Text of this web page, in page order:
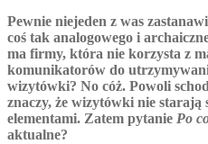
Pewnie niejeden z was
coś tak analogowego i
ma firmy, która nie korzysta z
komunikatorów do
wizytówki? No cóż. Powoli
znaczy, że wizytówki nie
elementami. Zatem pytanie Po
aktualne?